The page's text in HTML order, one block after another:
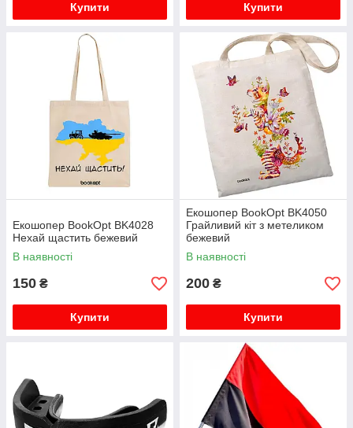
Купити Купити
Екошопер BookOpt BK4028
Нехай щастить бежевий
В наявності
150 ₴
Купити
Екошопер BookOpt BK4050
Грайливий кіт з метеликом
бежевий
В наявності
200 ₴
Купити